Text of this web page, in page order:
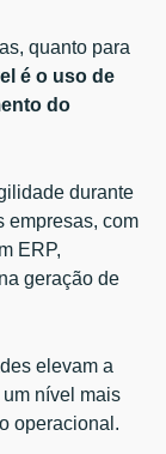
quanto para
é o uso de
do
durante
empresas, com
ERP,
geração de
elevam a
nível mais
operacional.